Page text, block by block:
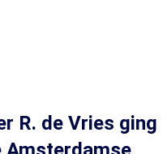
R. de Vries ging